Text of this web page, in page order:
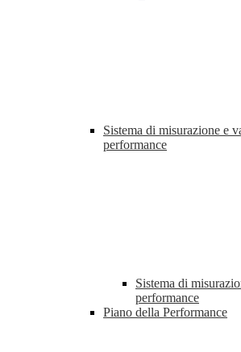
Sistema di misurazione e
performance
Sistema di
performance
Piano della Performance